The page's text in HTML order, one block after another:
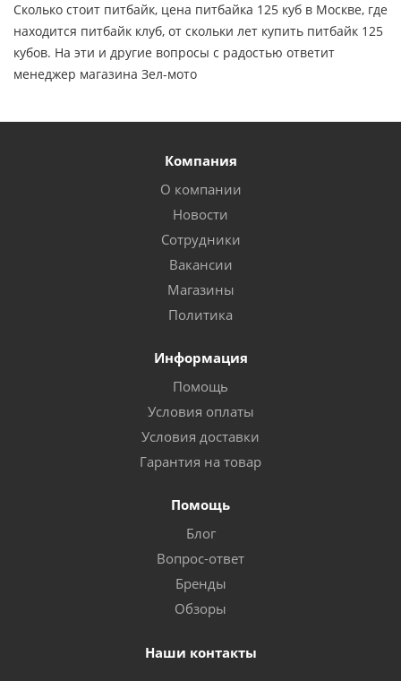
Сколько стоит питбайк, цена питбайка 125 куб в Москве, где
находится питбайк клуб, от скольки лет купить питбайк 125
кубов. На эти и другие вопросы с радостью ответит
менеджер магазина Зел-мото
Компания
О компании
Новости
Сотрудники
Вакансии
Магазины
Политика
Информация
Помощь
Условия оплаты
Условия доставки
Гарантия на товар
Помощь
Блог
Вопрос-ответ
Бренды
Обзоры
Наши контакты